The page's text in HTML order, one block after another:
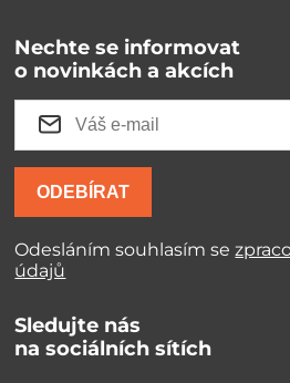
Nechte se informovat
o novinkách a akcích
ODEBÍRAT
Odesláním souhlasím se
údajů
Sledujte nás
na sociálních sítích